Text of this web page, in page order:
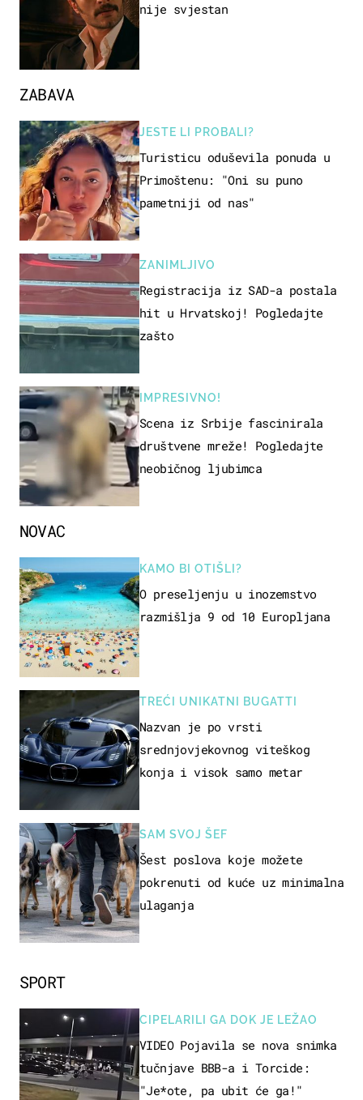
ZABAVA
JESTE LI PROBALI?
Turisticu oduševila ponuda u
Primoštenu: "Oni su puno
pametniji od nas"
ZANIMLJIVO
Registracija iz SAD-a postala
hit u Hrvatskoj! Pogledajte
zašto
IMPRESIVNO!
Scena iz Srbije fascinirala
društvene mreže! Pogledajte
neobičnog ljubimca
SPORT
CIPELARILI GA DOK JE LEŽAO
VIDEO Pojavila se nova snimka
tučnjave BBB-a i Torcide:
"Je*ote, pa ubit će ga!"
nije svjestan
NOVAC
KAMO BI OTIŠLI?
O preseljenju u inozemstvo
razmišlja 9 od 10 Europljana
TREĆI UNIKATNI BUGATTI
Nazvan je po vrsti
srednjovjekovnog viteškog
konja i visok samo metar
SAM SVOJ ŠEF
Šest poslova koje možete
pokrenuti od kuće uz minimalna
ulaganja